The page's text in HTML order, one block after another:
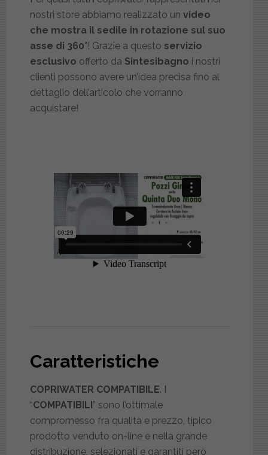
nostri store abbiamo realizzato un video
che mostra il sedile in rotazione sul suo
asse di 360°! Grazie a questo servizio
esclusivo offerto da Sintesibagno i nostri
clienti possono avere un’idea precisa fino al
dettaglio dell’articolo che vorranno
acquistare!
Caratteristiche
COPRIWATER COMPATIBILE. I
“COMPATIBILI” sono l’ottimale
compromesso fra qualità e prezzo, tipico
prodotto venduto on-line e nella grande
distribuzione, selezionati e garantiti però